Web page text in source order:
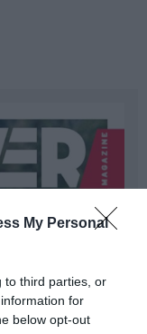
My Personal
to third parties, or
for
below opt-out